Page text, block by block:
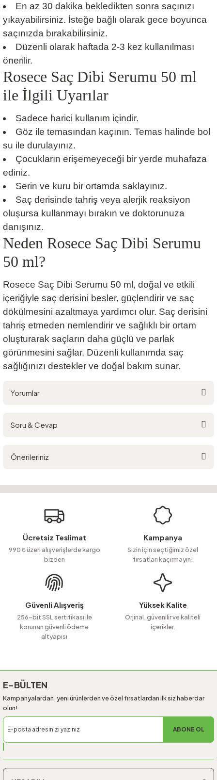
En az 30 dakika bekledikten sonra saçınızı
yıkayabilirsiniz. İsteğe bağlı olarak gece boyunca
saçınızda bırakabilirsiniz.
Düzenli olarak haftada 2-3 kez kullanılması
önerilir.
Rosece Saç Dibi Serumu 50 ml
ile İlgili Uyarılar
Sadece harici kullanım içindir.
Göz ile temasından kaçının. Temas halinde bol
su ile durulayınız.
Çocukların erişemeyeceği bir yerde muhafaza
ediniz.
Serin ve kuru bir ortamda saklayınız.
Saç derisinde tahriş veya alerjik reaksiyon
oluşursa kullanmayı bırakın ve doktorunuza
danışınız.
Neden Rosece Saç Dibi Serumu
50 ml?
Rosece Saç Dibi Serumu 50 ml, doğal ve etkili
içeriğiyle saç derisini besler, güçlendirir ve saç
dökülmesini azaltmaya yardımcı olur. Saç derisini
tahriş etmeden nemlendirir ve sağlıklı bir ortam
oluşturarak saçların daha güçlü ve parlak
görünmesini sağlar. Düzenli kullanımda saç
sağlığınızı destekler ve doğal bakım sunar.
Yorumlar
Soru & Cevap
Soru Sor
Önerileriniz
Görüş ve önerileriniz için teşekkür ederiz.
Ürün resmi kalitesiz, bozuk veya görüntülenemiyor.
Ürün açıklamasında eksik bilgiler bulunuyor.
Ürün bilgilerinde hatalar bulunuyor.
Ürün fiyatı diğer sitelerden daha pahalı.
Bu ürüne benzer farklı alternatifler olmalı.
Ücretsiz Teslimat
990 ₺ üzeri alışverişlerde kargo
bizden
Kampanya
Sizin için seçtiğimiz özel
fırsatları kaçırmayın!
Güvenli Alışveriş
256-bit SSL sertifikası ile
korunan güvenli ödeme
altyapısı
Yüksek Kalite
Orjinal, güvenilir ve kaliteli
içerikler.
E-BÜLTEN
Kampanyalardan, yeni ürünlerden ve özel fırsatlardan ilk siz haberdar
olun!
ABONE OL